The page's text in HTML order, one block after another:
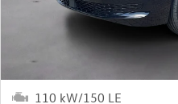
110 kW/150 LE